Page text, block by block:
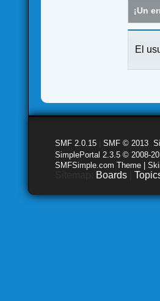
¡Un
El
SMF 2.0.15 |SMF © 2013 ,
SimplePortal 2.3.5 © 2008-
SMFSimple.com Theme |
Boards |